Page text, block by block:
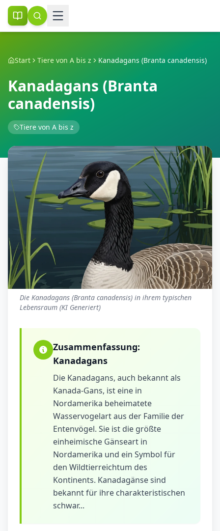
Start Tiere von A bis z Kanadagans (Branta canadensis)
Kanadagans (Branta
canadensis)
Tiere von A bis z
Die Kanadagans (Branta canadensis) in ihrem typischen
Lebensraum (KI Generiert)
Zusammenfassung:
Kanadagans
Die Kanadagans, auch bekannt als
Kanada-Gans, ist eine in
Nordamerika beheimatete
Wasservogelart aus der Familie der
Entenvögel. Sie ist die größte
einheimische Gänseart in
Nordamerika und ein Symbol für
den Wildtierreichtum des
Kontinents. Kanadagänse sind
bekannt für ihre charakteristischen
schwar...